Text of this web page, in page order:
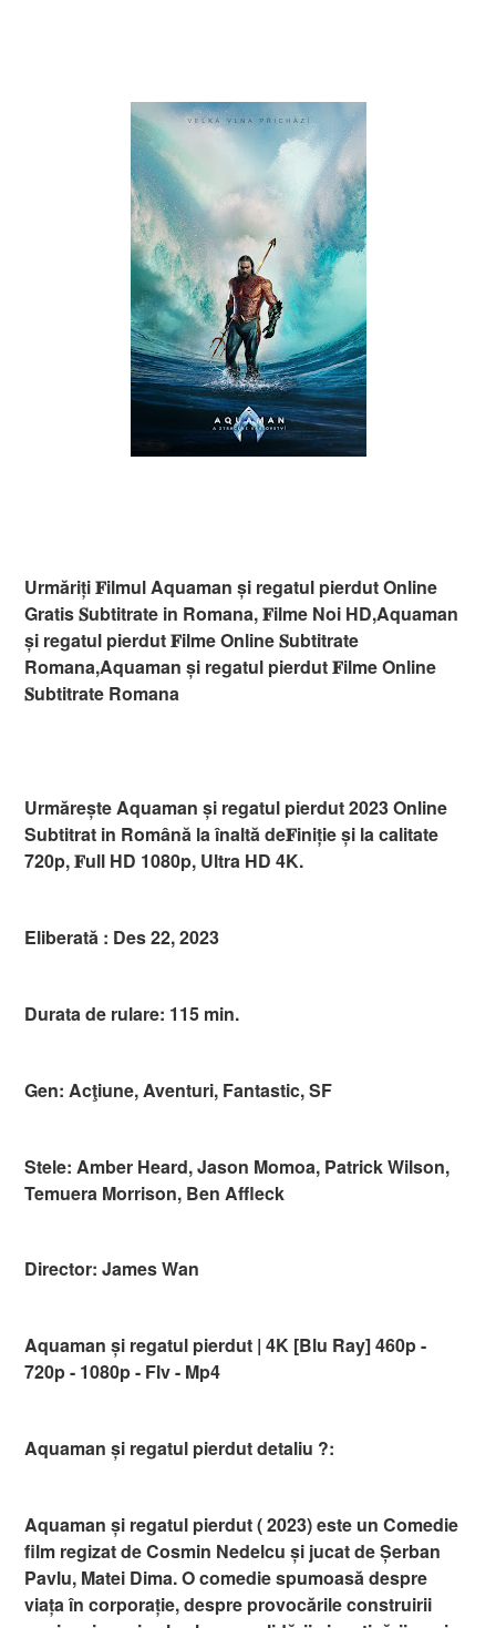
Urmăriți 𝐅ilmul Aquaman și regatul pierdut Online
Gratis 𝐒ubtitrate in Romana, 𝐅ilme Noi HD,Aquaman
și regatul pierdut 𝐅ilme Online 𝐒ubtitrate
Romana,Aquaman și regatul pierdut 𝐅ilme Online
𝐒ubtitrate Romana
Urmărește Aquaman și regatul pierdut 2023 Online
Subtitrat in Română la înaltă de𝐅iniție și la calitate
720p, 𝐅ull HD 1080p, Ultra HD 4K.
Eliberată : Des 22, 2023
Durata de rulare: 115 min.
Gen: Acţiune, Aventuri, Fantastic, SF
Stele: Amber Heard, Jason Momoa, Patrick Wilson,
Temuera Morrison, Ben Affleck
Director: James Wan
Aquaman și regatul pierdut | 4K [Blu Ray] 460p -
720p - 1080p - Flv - Mp4
Aquaman și regatul pierdut detaliu ?:
Aquaman și regatul pierdut ( 2023) este un Comedie
film regizat de Cosmin Nedelcu și jucat de Șerban
Pavlu, Matei Dima. O comedie spumoasă despre
viața în corporație, despre provocările construirii